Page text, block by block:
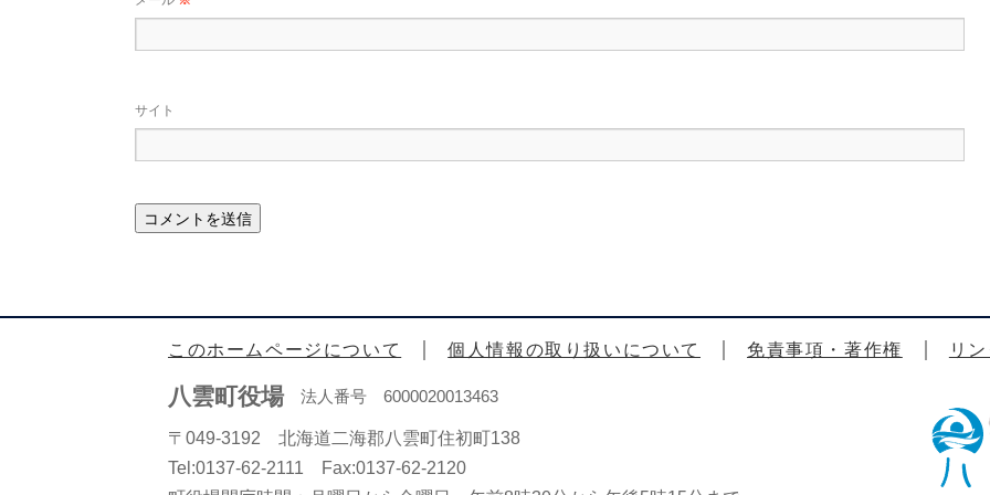
サイト
このホームページについて 個人情報の取り扱いについて 免責事項・著作権 リ
八雲町役場法人番号 6000020013463
〒049-3192 北海道二海郡八雲町住初町138
Tel:0137-62-2111 Fax:0137-62-2120